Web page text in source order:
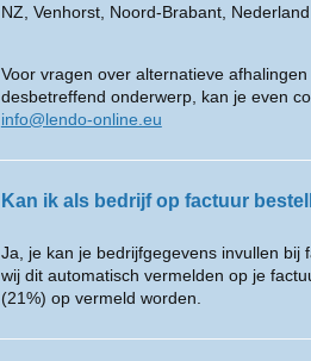
NZ, Venhorst, Noord-Brabant, Nederland
Voor vragen over alternatieve
desbetreffend onderwerp, kan je even
info@lendo-online.eu
Kan ik als bedrijf op factuur
Ja, je kan je bedrijfgegevens invullen bij
wij dit automatisch vermelden op je
(21%) op vermeld worden.